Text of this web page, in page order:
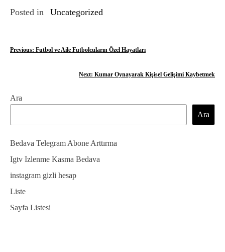
Posted in Uncategorized
Y
ı
g
e
z
i
n
m
Previous: Futbol ve Aile Futbolcuların Özel Hayatları
Next: Kumar Oynayarak Kişisel Gelişimi Kaybetmek
Ara
Ara
Bedava Telegram Abone Arttırma
Igtv Izlenme Kasma Bedava
instagram gizli hesap
Liste
Sayfa Listesi